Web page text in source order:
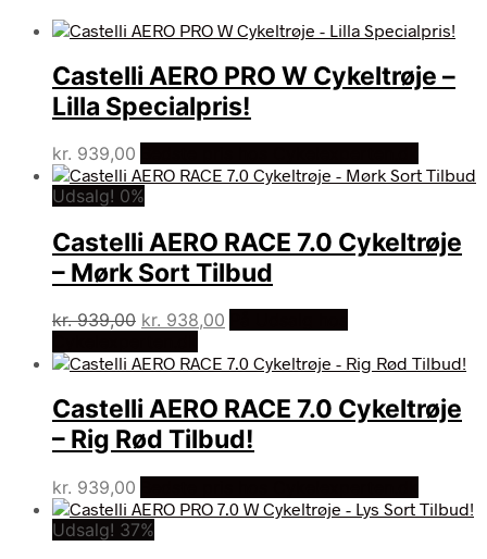
Castelli AERO PRO W Cykeltrøje –
Lilla Specialpris!
kr. 939,00
Udsalg! 0%
Castelli AERO RACE 7.0 Cykeltrøje
– Mørk Sort Tilbud
kr.939,00 Den
pris
kr. 939,00.
kr. 938,00
pris
kr. 938,00.
Castelli AERO RACE 7.0 Cykeltrøje
– Rig Rød Tilbud!
kr. 939,00
Udsalg! 37%